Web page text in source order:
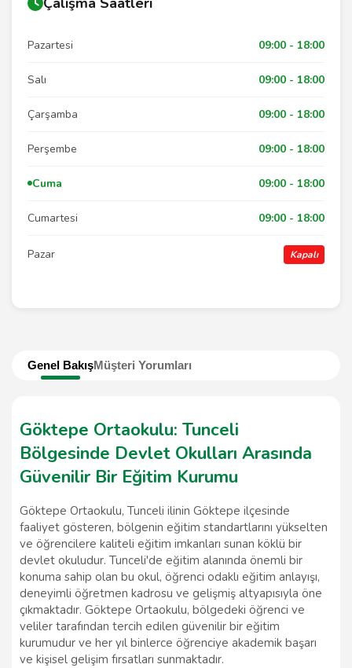
Genel BakışMüşteri Yorumları
Göktepe Ortaokulu: Tunceli
Bölgesinde Devlet Okulları Arasında
Güvenilir Bir Eğitim Kurumu
Göktepe Ortaokulu, Tunceli ilinin Göktepe ilçesinde
faaliyet gösteren, bölgenin eğitim standartlarını yükselten
ve öğrencilere kaliteli eğitim imkanları sunan köklü bir
devlet okuludur. Tunceli'de eğitim alanında önemli bir
konuma sahip olan bu okul, öğrenci odaklı eğitim anlayışı,
deneyimli öğretmen kadrosu ve gelişmiş altyapısıyla öne
çıkmaktadır. Göktepe Ortaokulu, bölgedeki öğrenci ve
veliler tarafından tercih edilen güvenilir bir eğitim
kurumudur ve her yıl binlerce öğrenciye akademik başarı
ve kişisel gelişim fırsatları sunmaktadır.
Pazartesi 09:00 - 18:00
Salı 09:00 - 18:00
Çarşamba 09:00 - 18:00
Perşembe 09:00 - 18:00
Cuma 09:00 - 18:00
Cumartesi 09:00 - 18:00
Pazar Kapalı